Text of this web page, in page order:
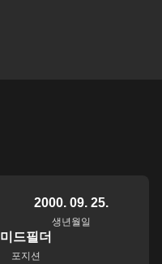
2000. 09. 25.
생년월일
미드필더
포지션